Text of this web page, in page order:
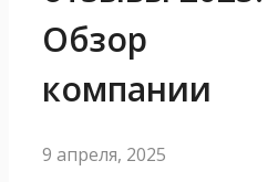
Обзор
компании
9 апреля, 2025